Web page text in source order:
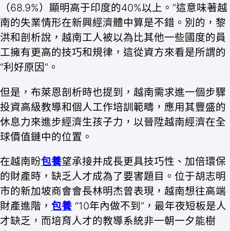
（68.9%）顯明高于印度的40%以上。”這意味著越
南的失業情形在新興經濟體中算是不錯。別的，黎
洪和剖析說，越南工人被以為比其他一些國度的員
工擁有更高的技巧和規律，這從資方來看是所謂的
“利好原因”。
但是，布萊恩剖析時也提到，越南需求進一個步驟
投資高級教導和個人工作培訓範疇，應用其豐盛的
休息力來進步經濟生孩子力，以晉陞越南經濟在全
球價值鏈中的位置。
在越南盼包養望承接并成長更具技巧性、加倍環保
的財產時，缺乏人才成為了要害題目。位于胡志明
市的新加坡商會會長林明杰曾表現，越南想往高端
財產進階， 包養 “10年內做不到”，最年夜短板是人
才缺乏，而培育人才的教導系統非一朝一夕能樹